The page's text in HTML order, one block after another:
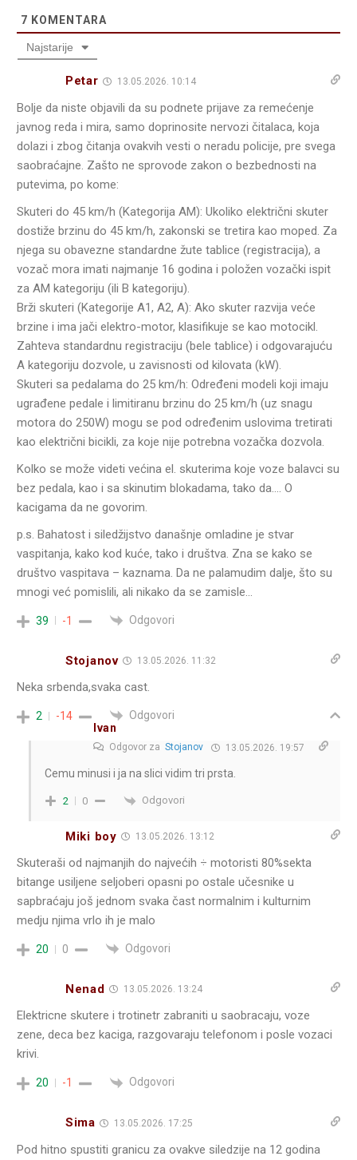
7 KOMENTARA
Najstarije
Petar 13.05.2026. 10:14
Bolje da niste objavili da su podnete prijave za remećenje
javnog reda i mira, samo doprinosite nervozi čitalaca, koja
dolazi i zbog čitanja ovakvih vesti o neradu policije, pre svega
saobraćajne. Zašto ne sprovode zakon o bezbednosti na
putevima, po kome:
Skuteri do 45 km/h (Kategorija AM): Ukoliko električni skuter
dostiže brzinu do 45 km/h, zakonski se tretira kao moped. Za
njega su obavezne standardne žute tablice (registracija), a
vozač mora imati najmanje 16 godina i položen vozački ispit
za AM kategoriju (ili B kategoriju).
Brži skuteri (Kategorije A1, A2, A): Ako skuter razvija veće
brzine i ima jači elektro-motor, klasifikuje se kao motocikl.
Zahteva standardnu registraciju (bele tablice) i odgovarajuću
A kategoriju dozvole, u zavisnosti od kilovata (kW).
Skuteri sa pedalama do 25 km/h: Određeni modeli koji imaju
ugrađene pedale i limitiranu brzinu do 25 km/h (uz snagu
motora do 250W) mogu se pod određenim uslovima tretirati
kao električni bicikli, za koje nije potrebna vozačka dozvola.
Kolko se može videti većina el. skuterima koje voze balavci su
bez pedala, kao i sa skinutim blokadama, tako da…. O
kacigama da ne govorim.
p.s. Bahatost i siledžijstvo današnje omladine je stvar
vaspitanja, kako kod kuće, tako i društva. Zna se kako se
društvo vaspitava – kaznama. Da ne palamudim dalje, što su
mnogi već pomislili, ali nikako da se zamisle…
39 -1 Odgovori
Stojanov 13.05.2026. 11:32
Neka srbenda,svaka cast.
2 -14
Odgovori
Ivan
Odgovor za Stojanov 13.05.2026. 19:57
Cemu minusi i ja na slici vidim tri prsta.
2 0 Odgovori
Miki boy 13.05.2026. 13:12
Skuteraši od najmanjih do najvećih ÷ motoristi 80%sekta
bitange usiljene seljoberi opasni po ostale učesnike u
sapbraćaju još jednom svaka čast normalnim i kulturnim
medju njima vrlo ih je malo
20 0 Odgovori
Nenad 13.05.2026. 13:24
Elektricne skutere i trotinetr zabraniti u saobracaju, voze
zene, deca bez kaciga, razgovaraju telefonom i posle vozaci
krivi.
20 -1 Odgovori
Sima 13.05.2026. 17:25
Pod hitno spustiti granicu za ovakve siledzije na 12 godina